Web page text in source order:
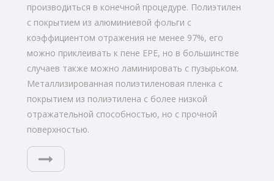
производиться в конечной процедуре. Полиэтилен
с покрытием из алюминиевой фольги с
коэффициентом отражения не менее 97%, его
можно приклеивать к пене EPE, но в большинстве
случаев также можно ламинировать с пузырьком.
Металлизированная полиэтиленовая пленка с
покрытием из полиэтилена с более низкой
отражательной способностью, но с прочной
поверхностью.